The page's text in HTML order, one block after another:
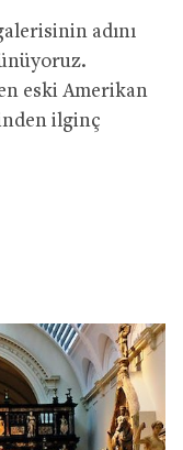
adını
eski Amerikan
ilginç